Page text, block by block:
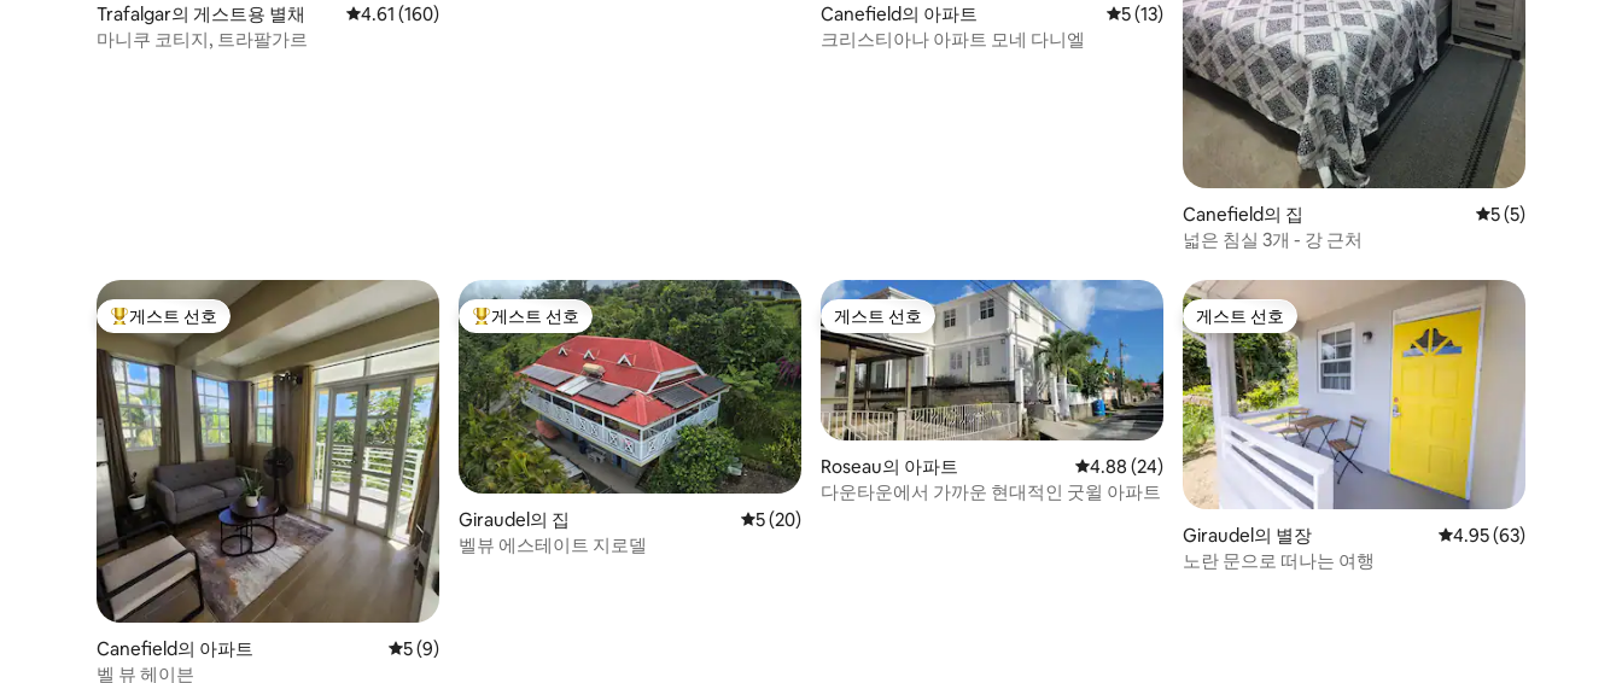
Trafalgar의 게스트용 별채 평점 4.61점(5점 만점), 후기 160개
4.61 (160)
마니쿠 코티지, 트라팔가르
Canefield의 아파트 평점 5점(5점 만점), 후기 13개
5 (13)
크리스티아나 아파트 모네 다니엘
Canefield의 집 평점 5점(5점 만점
5 (5)
넓은 침실 3개 - 강 근처
상위 게스트 선호
게스트 선호
Canefield의 아파트 평점 5점(5점 만점), 후기 9개
5 (9)
벨 뷰 헤이븐
상위 게스트 선호
게스트 선호
Giraudel의 집 평점 5점(5점 만점), 후기 20개
5 (20)
벨뷰 에스테이트 지로델
게스트 선호
게스트 선호
Roseau의 아파트 평점 4.88점(5점 만점), 후기 24개
4.88 (24)
다운타운에서 가까운 현대적인 굿윌 아파트
게스트 선호
게스트 선호
Giraudel의 별장 평점 4.95점(5점 만점),
4.95 (63)
노란 문으로 떠나는 여행